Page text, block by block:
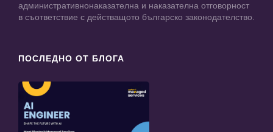
административнонаказателна и наказателна отговорност
в съответствие с действащото българско законодателство.
ПОСЛЕДНО ОТ БЛОГА